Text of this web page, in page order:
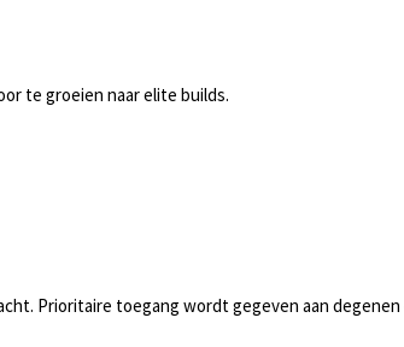
te groeien naar elite builds.
Prioritaire toegang wordt gegeven aan